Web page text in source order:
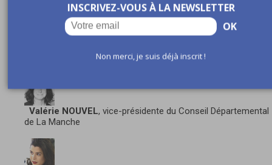
Valérie NOUVEL, vice-présidente du Conseil Départemental
de La Manche
INSCRIVEZ-VOUS À LA NEWSLETTER
OK
Non merci, je suis déjà inscrit !